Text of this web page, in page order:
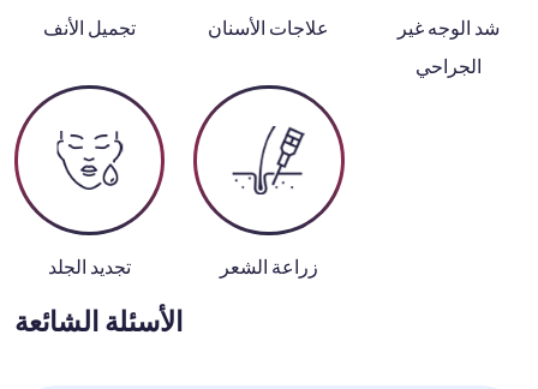
تجميل الأنف علاجات الأسنان
شد الوجه غير
الجراحي
تجديد الجلد زراعة الشعر
الأسئلة الشائعة